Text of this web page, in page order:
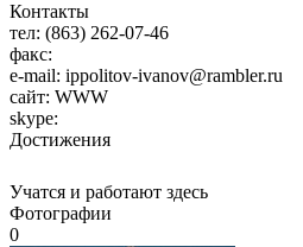
Контакты
тел: (863) 262-07-46
факс:
e-mail: ippolitov-ivanov@rambler.ru
сайт: WWW
skype:
Достижения
Учатся и работают здесь
Фотографии
0